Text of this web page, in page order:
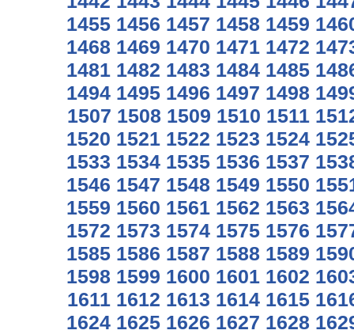
1455 1456 1457 1458 1459
1468 1469 1470 1471 1472
1481 1482 1483 1484 1485
1494 1495 1496 1497 1498
1507 1508 1509 1510 1511
1520 1521 1522 1523 1524
1533 1534 1535 1536 1537
1546 1547 1548 1549 1550
1559 1560 1561 1562 1563
1572 1573 1574 1575 1576
1585 1586 1587 1588 1589
1598 1599 1600 1601 1602
1611 1612 1613 1614 1615
1624 1625 1626 1627 1628